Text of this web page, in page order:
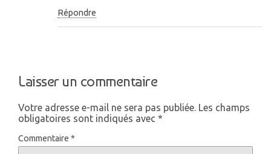
Répondre
Laisser un commentaire
Votre adresse e-mail ne sera pas publiée. Les champs
obligatoires sont indiqués avec *
Commentaire *